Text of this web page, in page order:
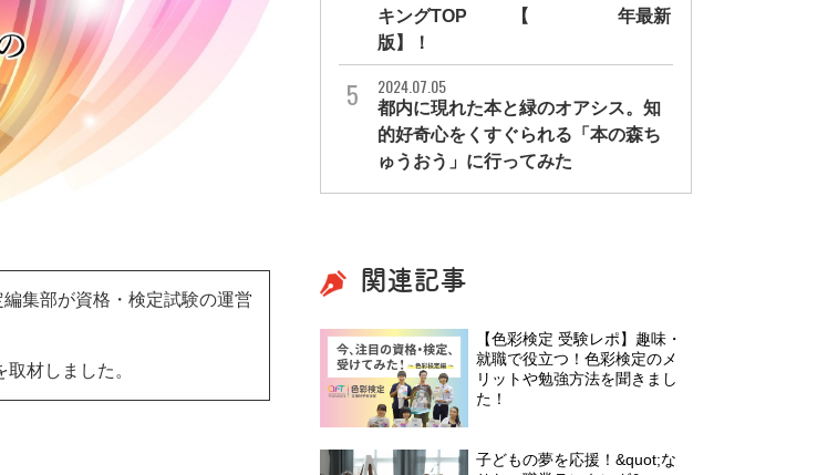
集部が資格・検定試験の運営
材しました。
キングTOP30【2026年最新
版】！
2024.07.05
都内に現れた本と緑のオアシス。知
的好奇心をくすぐられる「本の森ち
ゅうおう」に行ってみた
関連記事
【色彩検定 受験レポ】趣味・
就職で役立つ！色彩検定のメ
リットや勉強方法を聞きまし
た！
子どもの夢を応援！&quot;な